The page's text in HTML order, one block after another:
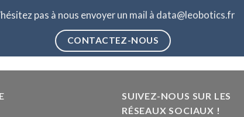
pas à nous envoyer un mail à data@leobotics.fr
CONTACTEZ-NOUS
SUIVEZ-NOUS SUR LES
RÉSEAUX SOCIAUX !